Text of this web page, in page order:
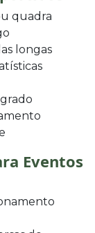
quadra
longas
Eventos